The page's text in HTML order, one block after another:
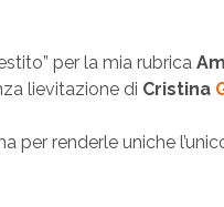
per la mia rubrica
lievitazione di Cristina
per renderle uniche